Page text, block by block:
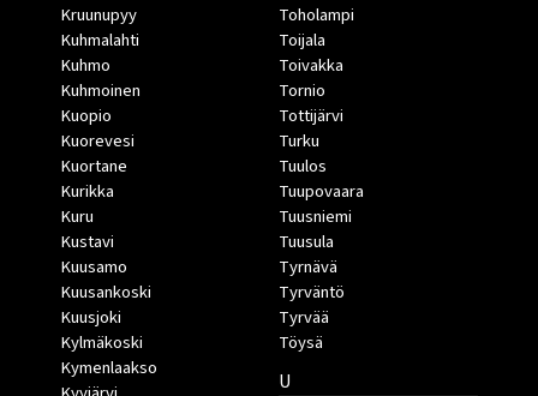
Kruunupyy
Kuhmalahti
Kuhmo
Kuhmoinen
Kuopio
Kuorevesi
Kuortane
Kurikka
Kuru
Kustavi
Kuusamo
Kuusankoski
Kuusjoki
Kylmäkoski
Kymenlaakso
Toholampi
Toijala
Toivakka
Tornio
Tottijärvi
Turku
Tuulos
Tuupovaara
Tuusniemi
Tuusula
Tyrnävä
Tyrväntö
Tyrvää
Töysä
U